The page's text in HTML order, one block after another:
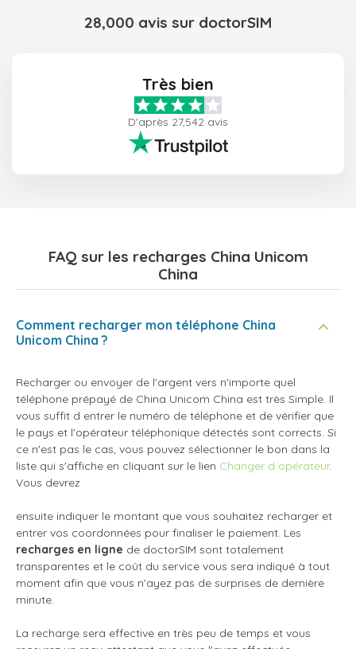
28,000 avis sur doctorSIM
Très bien
D'après 27,542 avis
FAQ sur les recharges China Unicom
China
Comment recharger mon téléphone China
Unicom China ?
Recharger ou envoyer de l'argent vers n'importe quel
téléphone prépayé de China Unicom China est très Simple. Il
vous suffit d entrer le numéro de téléphone et de vérifier que
le pays et l'opérateur téléphonique détectés sont corrects. Si
ce n'est pas le cas, vous pouvez sélectionner le bon dans la
liste qui s'affiche en cliquant sur le lien Changer d opérateur.
Vous devrez
ensuite indiquer le montant que vous souhaitez recharger et
entrer vos coordonnées pour finaliser le paiement. Les
recharges en ligne de doctorSIM sont totalement
transparentes et le coût du service vous sera indiqué à tout
moment afin que vous n'ayez pas de surprises de dernière
minute.
La recharge sera effective en très peu de temps et vous